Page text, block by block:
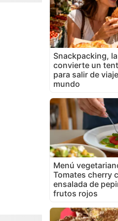
Snackpacking,
convierte un
para salir de
mundo
Menú
Tomates cherry
ensalada de
frutos rojos